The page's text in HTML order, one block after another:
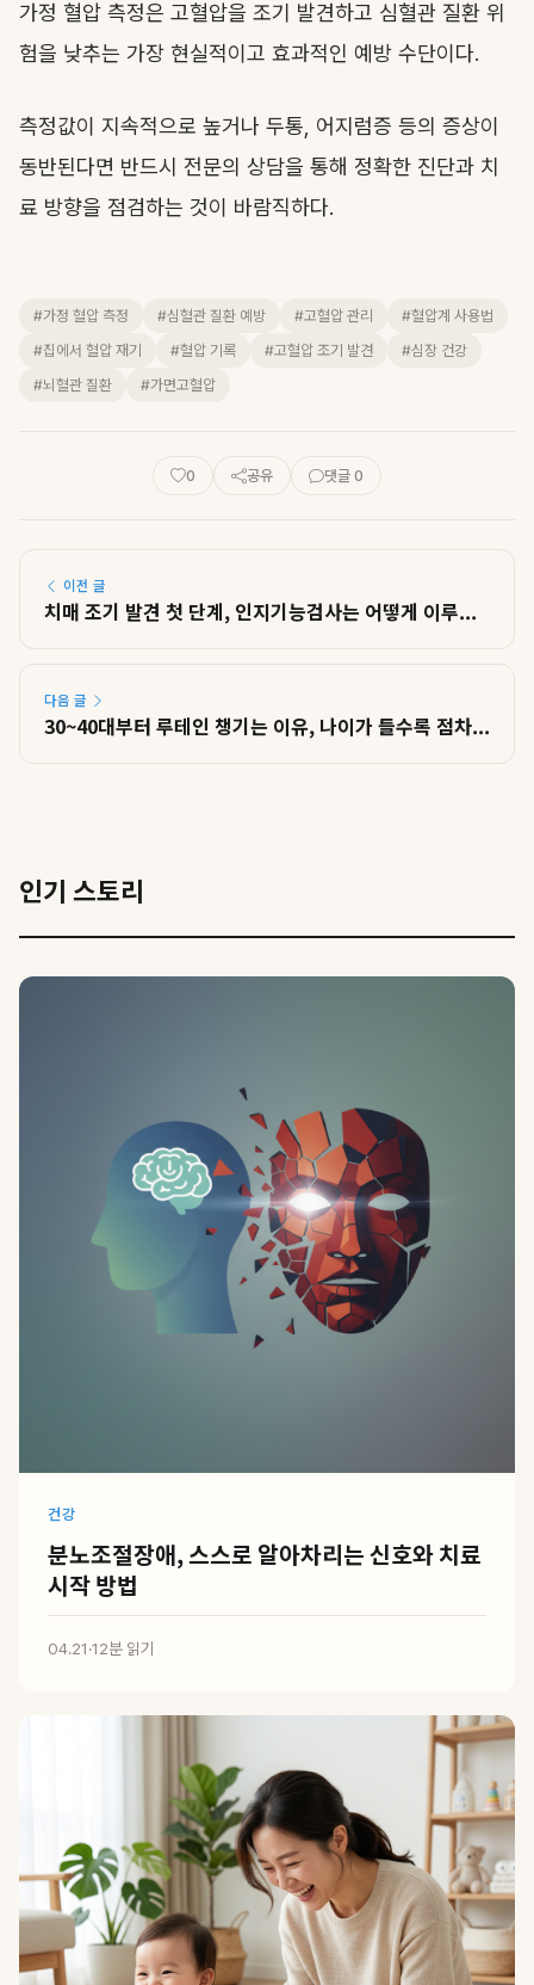
가정 혈압 측정은 고혈압을 조기 발견하고 심혈관 질환 위
험을 낮추는 가장 현실적이고 효과적인 예방 수단이다.
측정값이 지속적으로 높거나 두통, 어지럼증 등의 증상이
동반된다면 반드시 전문의 상담을 통해 정확한 진단과 치
료 방향을 점검하는 것이 바람직하다.
#가정 혈압 측정 #심혈관 질환 예방 #고혈압 관리
#혈압계 사용법
#집에서 혈압 재기
#혈압 기록 #고혈압 조기 발견
#심장 건강
#뇌혈관 질환
#가면고혈압
0 공유 댓글 0
이전 글
치매 조기 발견 첫 단계, 인지기능검사는 어떻게 이루...
다음 글
30~40대부터 루테인 챙기는 이유, 나이가 들수록 점차...
인기 스토리
건강
분노조절장애, 스스로 알아차리는 신호와 치료
시작 방법
04.21·12분 읽기